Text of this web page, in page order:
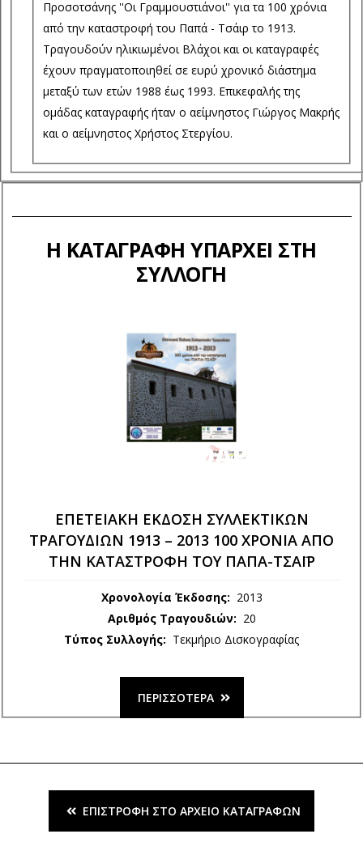
ΟΎΝ(Α) ΧΟΆΡ(Α)
Προσοτσάνης ''Οι Γραμμουστιάνοι'' για τα 100 χρόνια
από την καταστροφή του Παπά - Τσάιρ το 1913.
Τραγουδούν ηλικιωμένοι Βλάχοι και οι καταγραφές
έχουν πραγματοποιηθεί σε ευρύ χρονικό διάστημα
μεταξύ των ετών 1988 έως 1993. Επικεφαλής της
ομάδας καταγραφής ήταν ο αείμνηστος Γιώργος Μακρής
και ο αείμνηστος Χρήστος Στεργίου.
Η ΚΑΤΑΓΡΑΦΉ ΥΠΆΡΧΕΙ ΣΤΗ
ΣΥΛΛΟΓΉ
ΕΠΕΤΕΙΑΚΉ ΈΚΔΟΣΗ ΣΥΛΛΕΚΤΙΚΏΝ
ΤΡΑΓΟΥΔΙΏΝ 1913 – 2013 100 ΧΡΌΝΙΑ ΑΠΌ
ΤΗΝ ΚΑΤΑΣΤΡΟΦΉ ΤΟΥ ΠΑΠΑ-ΤΣΑΪΡ
Χρονολογία Έκδοσης: 2013
Αριθμός Τραγουδιών: 20
Τύπος Συλλογής: Τεκμήριο Δισκογραφίας
ΠΕΡΙΣΣΌΤΕΡΑ
ΕΠΙΣΤΡΟΦΉ ΣΤΟ ΑΡΧΕΊΟ ΚΑΤΑΓΡΑΦΏΝ